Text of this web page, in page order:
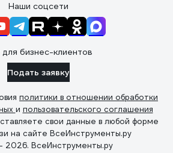
Наши соцсети
для бизнес-клиентов
Подать заявку
политики в отношении обработки
и пользовательского соглашения
свои данные в любой форме
на сайте ВсеИнструменты.ру
2026. ВсеИнструменты.ру